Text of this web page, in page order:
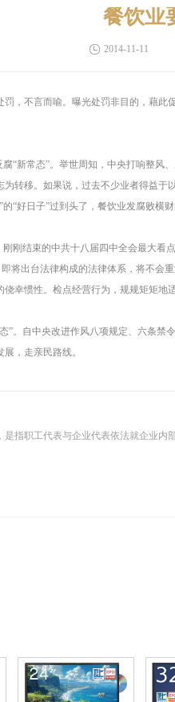
餐饮业
2014-11-11
不言而喻。曝光处罚非目的，藉此
新常态”。举世周知，中央打响整风
为转移。如果说，过去不少业者得益
“好日子”过到头了，餐饮业发腐败横
结束的中共十八届四中全会最大看
将出台法律构成的法律体系，将不会
幸惯性。检点经营行为，规规矩矩地
自中央改进作风八项规定、六条禁
，走亲民路线。
是指职工代表与企业代表依法就企业内